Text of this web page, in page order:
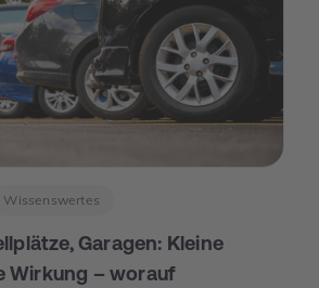
Wissenswertes
Garagen: Kleine
Wirkung – worauf